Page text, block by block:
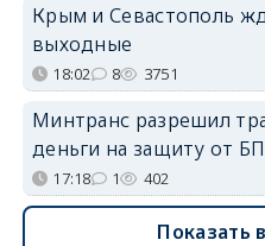
Крым и Севастополь
выходные
18:02 8 3751
Минтранс разрешил
деньги на защиту от
17:18 1 402
Показать